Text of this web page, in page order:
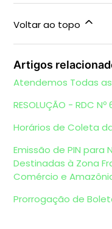
Voltar ao topo
Artigos
Atendemos Todas
RESOLUÇÃO - RDC Nº
Horários de Coleta
Emissão de PIN para
Destinadas à Zona
Comércio e
Prorrogação de